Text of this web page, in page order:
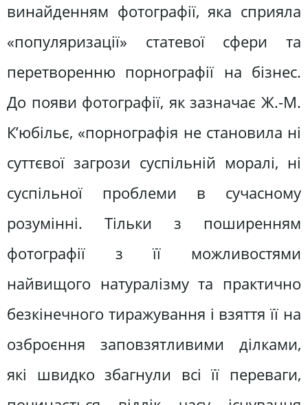
винайденням фотографії, яка сприяла
«популяризації» статевої сфери та
перетворенню порнографії на бізнес.
До появи фотографії, як зазначає Ж.-М.
К’юбільє, «порнографія не становила ні
суттєвої загрози суспільній моралі, ні
суспільної проблеми в сучасному
розумінні. Тільки з поширенням
фотографії з її можливостями
найвищого натуралізму та практично
безкінечного тиражування і взяття її на
озброєння заповзятливими ділками,
які швидко збагнули всі її переваги,